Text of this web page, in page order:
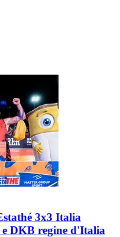
3x3 Italia
DKB regine d'Italia